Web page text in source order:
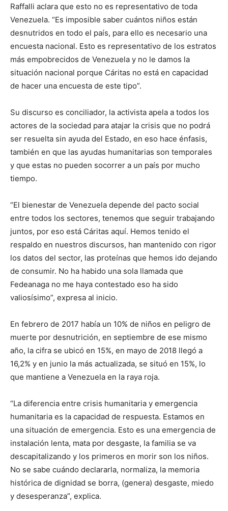
Raffalli aclara que esto no es representativo de toda
Venezuela. “Es imposible saber cuántos niños están
desnutridos en todo el país, para ello es necesario una
encuesta nacional. Esto es representativo de los estratos
más empobrecidos de Venezuela y no le damos la
situación nacional porque Cáritas no está en capacidad
de hacer una encuesta de este tipo”.
Su discurso es conciliador, la activista apela a todos los
actores de la sociedad para atajar la crisis que no podrá
ser resuelta sin ayuda del Estado, en eso hace énfasis,
también en que las ayudas humanitarias son temporales
y que estas no pueden socorrer a un país por mucho
tiempo.
“El bienestar de Venezuela depende del pacto social
entre todos los sectores, tenemos que seguir trabajando
juntos, por eso está Cáritas aquí. Hemos tenido el
respaldo en nuestros discursos, han mantenido con rigor
los datos del sector, las proteínas que hemos ido dejando
de consumir. No ha habido una sola llamada que
Fedeanaga no me haya contestado eso ha sido
valiosísimo”, expresa al inicio.
En febrero de 2017 había un 10% de niños en peligro de
muerte por desnutrición, en septiembre de ese mismo
año, la cifra se ubicó en 15%, en mayo de 2018 llegó a
16,2% y en junio la más actualizada, se situó en 15%, lo
que mantiene a Venezuela en la raya roja.
“La diferencia entre crisis humanitaria y emergencia
humanitaria es la capacidad de respuesta. Estamos en
una situación de emergencia. Esto es una emergencia de
instalación lenta, mata por desgaste, la familia se va
descapitalizando y los primeros en morir son los niños.
No se sabe cuándo declararla, normaliza, la memoria
histórica de dignidad se borra, (genera) desgaste, miedo
y desesperanza”, explica.